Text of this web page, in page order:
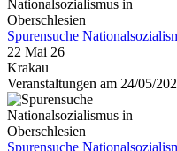
Spurensuche
22 Mai 26
Krakau
Veranstaltungen am 24/05/
Spurensuche